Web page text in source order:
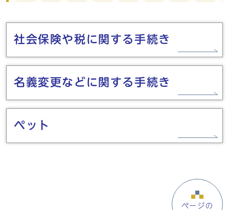
メインメニュー
社会保険や税に関する手続き
名義変更などに関する手続き
ペット
ページの